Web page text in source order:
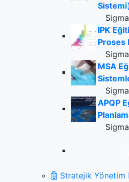
IPK
Proses
MSA
APQP
Stratejik Yönetim